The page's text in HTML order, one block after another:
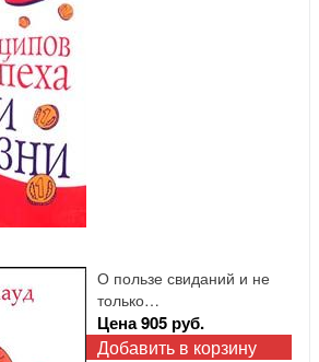
О пользе свиданий и не
только…
Цена 905 руб.
Добавить в корзину